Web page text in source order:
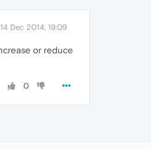
14 Dec 2014, 19:09
or reduce
0